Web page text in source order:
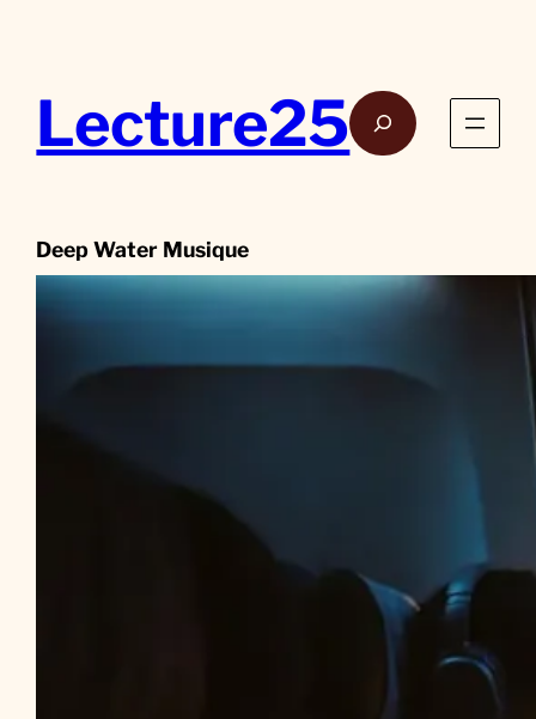
Lecture25Rech
Deep Water Musique